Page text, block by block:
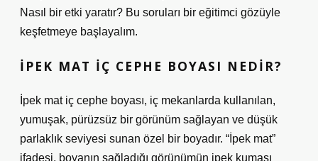
Nasıl bir etki yaratır? Bu soruları bir eğitimci gözüyle
keşfetmeye başlayalım.
İPEK MAT İÇ CEPHE BOYASI NEDIR?
İpek mat iç cephe boyası, iç mekanlarda kullanılan,
yumuşak, pürüzsüz bir görünüm sağlayan ve düşük
parlaklık seviyesi sunan özel bir boyadır. “İpek mat”
ifadesi, boyanın sağladığı görünümün ipek kumaşı